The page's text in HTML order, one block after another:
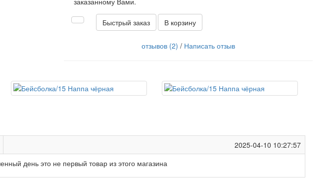
Быстрый заказ В корзину
отзывов (2) / Написать отзыв
2025-04-10 10:27:57
день это не первый товар из этого магазина